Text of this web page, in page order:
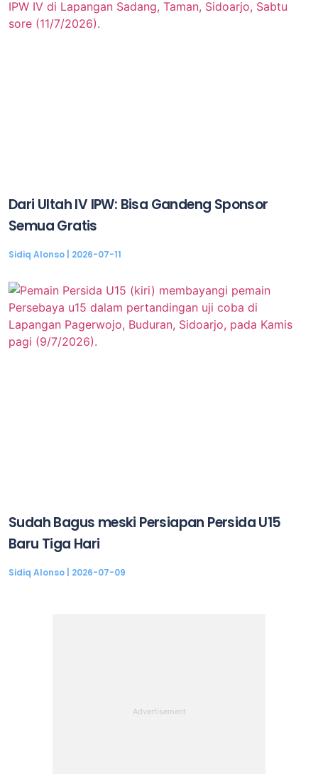
Dari Ultah IV IPW: Bisa Gandeng Sponsor
Semua Gratis
Sidiq Alonso 2026-07-11
Sudah Bagus meski Persiapan Persida U15
Baru Tiga Hari
Sidiq Alonso 2026-07-09